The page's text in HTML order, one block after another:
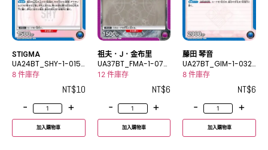
STIGMA
UA24BT_SHY-1-015
U
8 件庫存
NT$10
-
+
加入購物車
祖夫．J．金布里
UA37BT_FMA-1-070
C
12 件庫存
NT$6
-
+
加入購物車
藤田 琴音
UA27BT_GIM-1-032
C
8 件庫存
NT$6
-
+
加入購物車